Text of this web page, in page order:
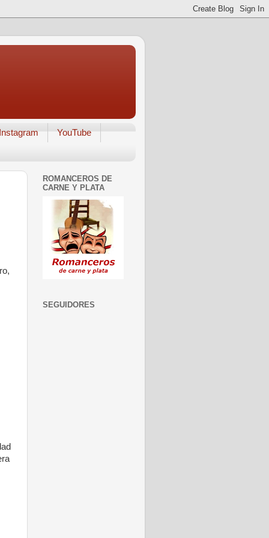
Instagram
YouTube
ROMANCEROS DE
CARNE Y PLATA
SEGUIDORES